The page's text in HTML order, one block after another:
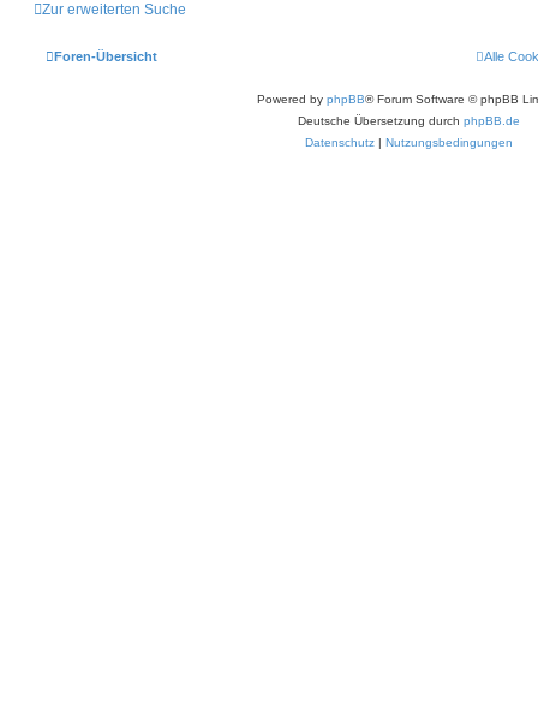
Zur erweiterten Suche
Foren-Übersicht Alle
Powered by phpBB® Forum Software © phpBB
Deutsche Übersetzung durch phpBB.de
Datenschutz | Nutzungsbedingungen